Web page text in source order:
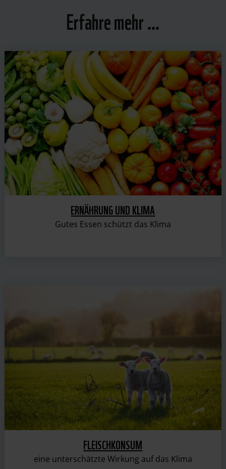
Erfahre mehr …
ERNÄHRUNG UND KLIMA
Gutes Essen schützt das Klima
FLEISCHKONSUM
eine unterschätzte Wirkung auf das Klima